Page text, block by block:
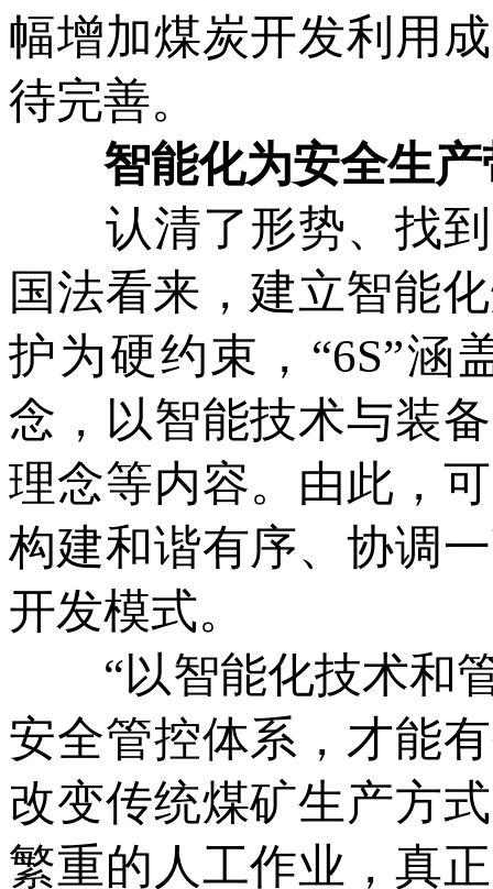
幅增加煤炭开发利用
待完善。
智能化为安全生产
认清了形势、找到
国法看来，建立智能
护为硬约束，“6S”涵
念，以智能技术与装
理念等内容。由此，
构建和谐有序、协调
开发模式。
“以智能化技术和管
安全管控体系，才能
改变传统煤矿生产方
繁重的人工作业，真